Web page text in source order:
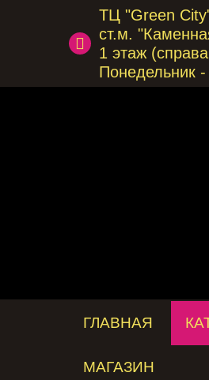
ТЦ "Green
ст.м.
1 этаж
Понедельник
ГЛАВНАЯ
МАГАЗИН